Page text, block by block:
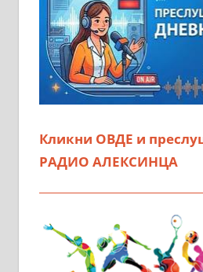
Кликни ОВДЕ и
РАДИО АЛЕКСИНЦА